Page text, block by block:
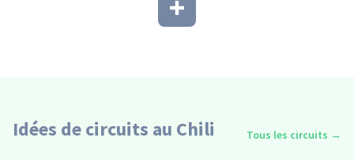
Idées de circuits au Chili Tous les circuits →